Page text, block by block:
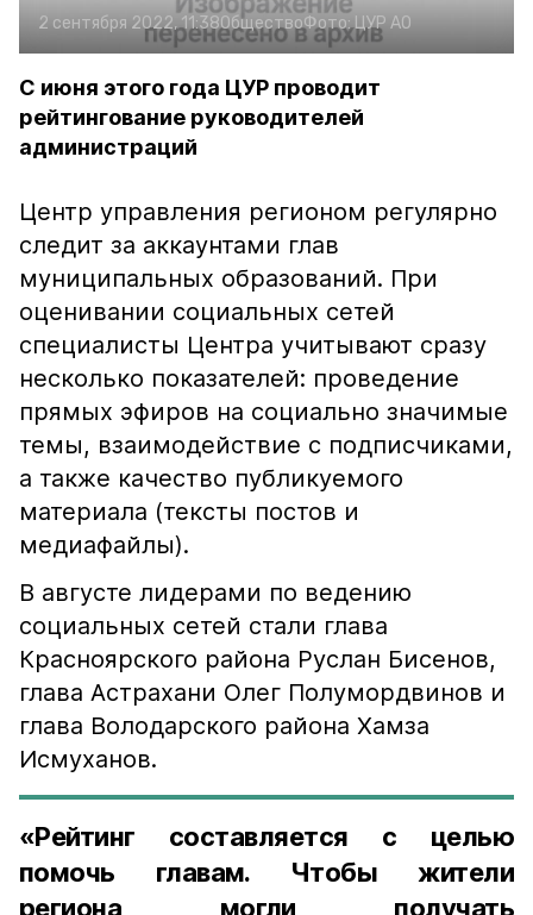
2 сентября 2022, 11:38ОбществоФото:ЦУР АО
С июня этого года ЦУР проводит
рейтингование руководителей
администраций
Центр управления регионом регулярно
следит за аккаунтами глав
муниципальных образований. При
оценивании социальных сетей
специалисты Центра учитывают сразу
несколько показателей: проведение
прямых эфиров на социально значимые
темы, взаимодействие с подписчиками,
а также качество публикуемого
материала (тексты постов и
медиафайлы).
В августе лидерами по ведению
социальных сетей стали глава
Красноярского района Руслан Бисенов,
глава Астрахани Олег Полумордвинов и
глава Володарского района Хамза
Исмуханов.
«Рейтинг составляется с целью
помочь главам. Чтобы жители
региона могли получать